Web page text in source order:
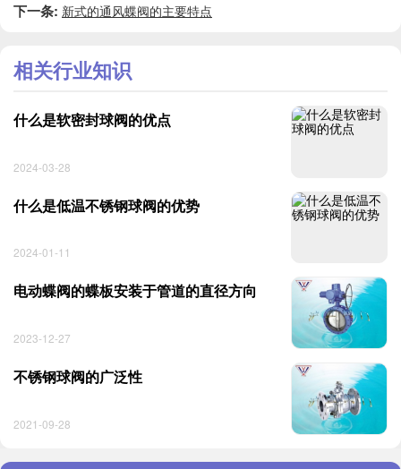
下一条: 新式的通风蝶阀的主要特点
相关行业知识
什么是软密封球阀的优点
2024-03-28
什么是低温不锈钢球阀的优势
2024-01-11
电动蝶阀的蝶板安装于管道的直径方向
2023-12-27
不锈钢球阀的广泛性
2021-09-28